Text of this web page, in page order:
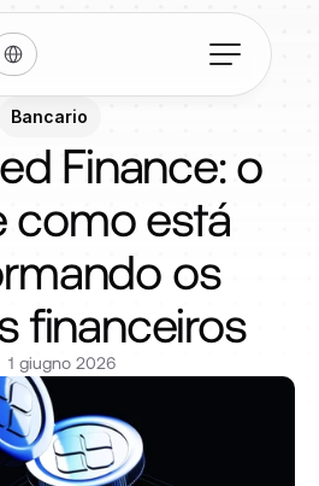
Language
Bancario
Finance: o
como está
os
financeiros
1 giugno 2026